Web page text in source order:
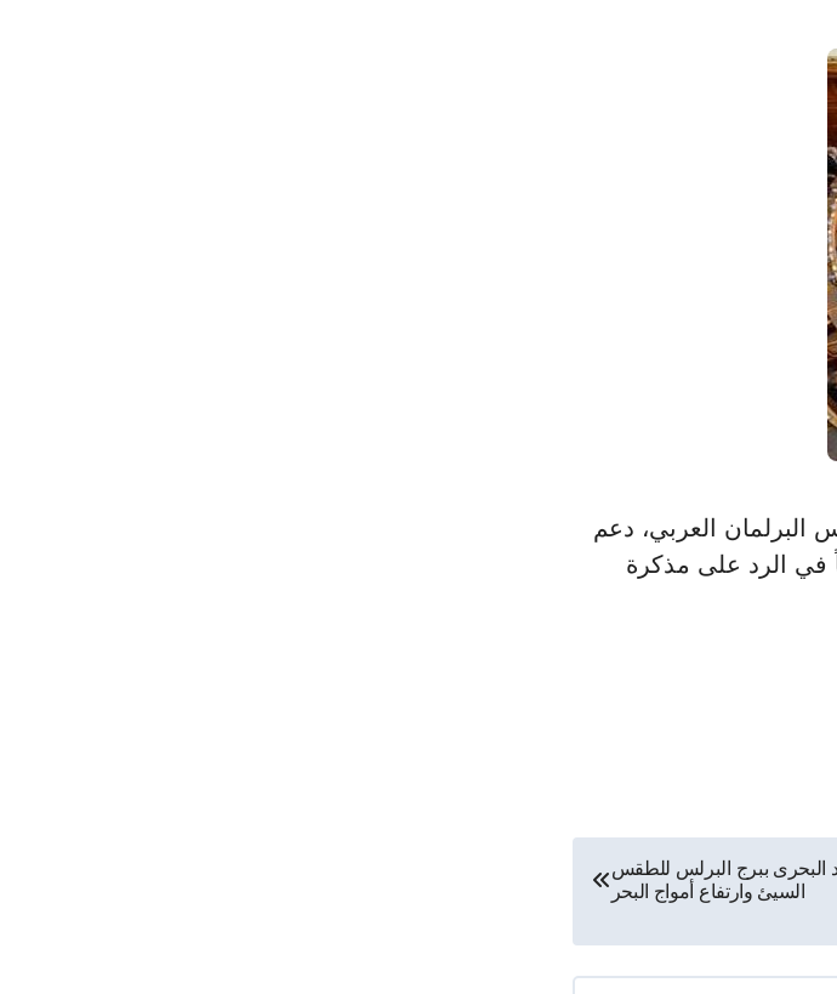
البرلمان العربي، دعم
في الرد على مذكرة
البحرى ببرج البرلس للطقس
السيئ وارتفاع أمواج البحر